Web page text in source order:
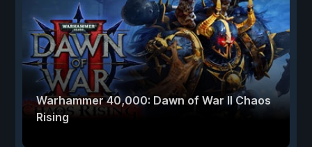
Warhammer 40,000: Dawn of War II Chaos
Rising